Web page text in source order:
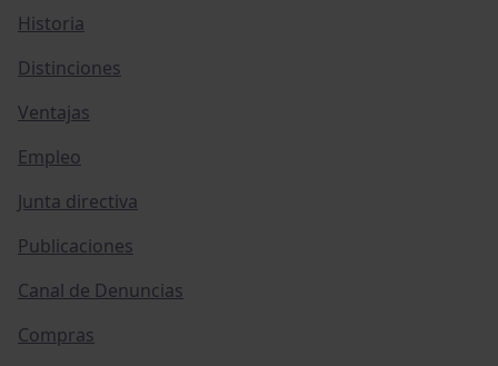
Historia
Distinciones
Ventajas
Empleo
Junta directiva
Publicaciones
Canal de Denuncias
Compras